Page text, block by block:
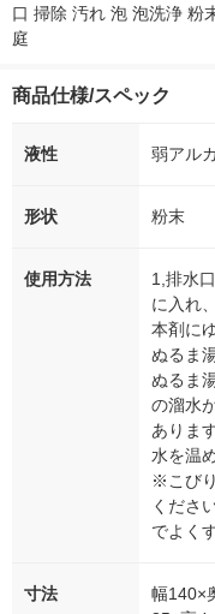
口 掃除 汚れ 泡 泡洗浄 粉
庭
商品仕様/スペック
液性 弱アル
形状 粉末
使用方法
1,排水
に入れ
本剤に
ぬるま
ぬるま
の溜水
ありま
水を温
※こび
くださ
でよく
寸法
幅140×